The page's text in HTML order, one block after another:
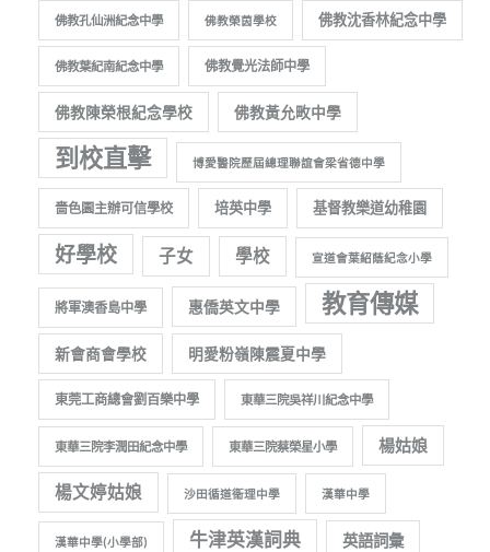
佛教孔仙洲紀念中學 佛教榮茵學校 佛教沈香林紀念中學
佛教葉紀南紀念中學 佛教覺光法師中學
佛教陳榮根紀念學校 佛教黃允畋中學
到校直擊 博愛醫院歷屆總理聯誼會梁省德中學
嗇色園主辦可信學校 培英中學 基督教樂道幼稚園
好學校 子女 學校 宣道會葉紹蔭紀念小學
將軍澳香島中學 惠僑英文中學 教育傳媒
新會商會學校 明愛粉嶺陳震夏中學
東莞工商總會劉百樂中學 東華三院吳祥川紀念中學
東華三院李潤田紀念中學 東華三院蔡榮星小學 楊姑娘
楊文婷姑娘 沙田循道衞理中學 漢華中學
漢華中學(小學部) 牛津英漢詞典 英語詞彙